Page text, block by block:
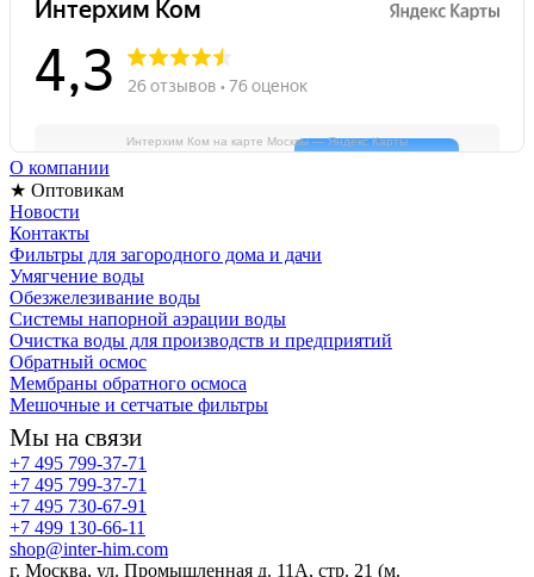
Интерхим Ком на карте Москвы — Яндекс Карты
О компании
★ Оптовикам
Новости
Контакты
Фильтры для загородного дома и дачи
Умягчение воды
Обезжелезивание воды
Системы напорной аэрации воды
Очистка воды для производств и предприятий
Обратный осмос
Мембраны обратного осмоса
Мешочные и сетчатые фильтры
Мы на связи
+7 495 799-37-71
+7 495 799-37-71
+7 495 730-67-91
+7 499 130-66-11
shop@inter-him.com
г. Москва, ул. Промышленная д. 11А, стр. 21 (м.